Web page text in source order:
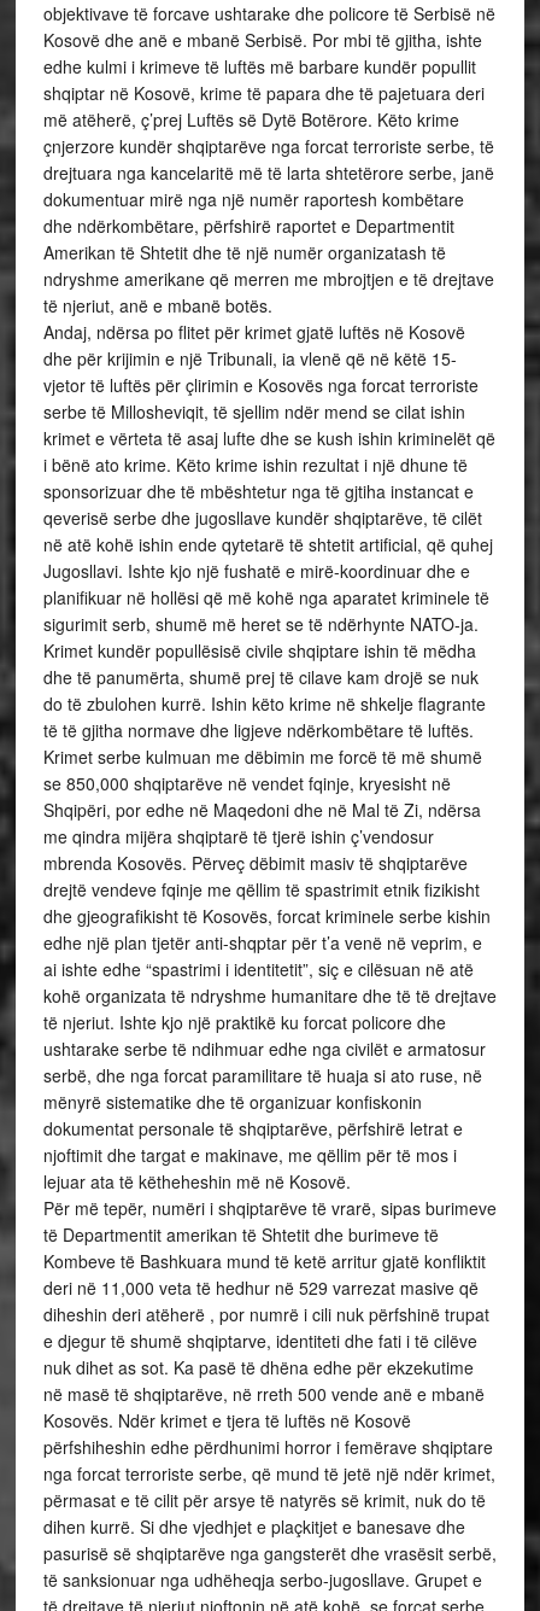
objektivave të forcave ushtarake dhe policore të Serbisë në
Kosovë dhe anë e mbanë Serbisë. Por mbi të gjitha, ishte
edhe kulmi i krimeve të luftës më barbare kundër popullit
shqiptar në Kosovë, krime të papara dhe të pajetuara deri
më atëherë, ç’prej Luftës së Dytë Botërore. Këto krime
çnjerzore kundër shqiptarëve nga forcat terroriste serbe, të
drejtuara nga kancelaritë më të larta shtetërore serbe, janë
dokumentuar mirë nga një numër raportesh kombëtare
dhe ndërkombëtare, përfshirë raportet e Departmentit
Amerikan të Shtetit dhe të një numër organizatash të
ndryshme amerikane që merren me mbrojtjen e të drejtave
të njeriut, anë e mbanë botës.
Andaj, ndërsa po flitet për krimet gjatë luftës në Kosovë
dhe për krijimin e një Tribunali, ia vlenë që në këtë 15-
vjetor të luftës për çlirimin e Kosovës nga forcat terroriste
serbe të Millosheviqit, të sjellim ndër mend se cilat ishin
krimet e vërteta të asaj lufte dhe se kush ishin kriminelët që
i bënë ato krime. Këto krime ishin rezultat i një dhune të
sponsorizuar dhe të mbështetur nga të gjtiha instancat e
qeverisë serbe dhe jugosllave kundër shqiptarëve, të cilët
në atë kohë ishin ende qytetarë të shtetit artificial, që quhej
Jugosllavi. Ishte kjo një fushatë e mirë-koordinuar dhe e
planifikuar në hollësi që më kohë nga aparatet kriminele të
sigurimit serb, shumë më heret se të ndërhynte NATO-ja.
Krimet kundër popullësisë civile shqiptare ishin të mëdha
dhe të panumërta, shumë prej të cilave kam drojë se nuk
do të zbulohen kurrë. Ishin këto krime në shkelje flagrante
të të gjitha normave dhe ligjeve ndërkombëtare të luftës.
Krimet serbe kulmuan me dëbimin me forcë të më shumë
se 850,000 shqiptarëve në vendet fqinje, kryesisht në
Shqipëri, por edhe në Maqedoni dhe në Mal të Zi, ndërsa
me qindra mijëra shqiptarë të tjerë ishin ç’vendosur
mbrenda Kosovës. Përveç dëbimit masiv të shqiptarëve
drejtë vendeve fqinje me qëllim të spastrimit etnik fizikisht
dhe gjeografikisht të Kosovës, forcat kriminele serbe kishin
edhe një plan tjetër anti-shqptar për t’a venë në veprim, e
ai ishte edhe “spastrimi i identitetit”, siç e cilësuan në atë
kohë organizata të ndryshme humanitare dhe të të drejtave
të njeriut. Ishte kjo një praktikë ku forcat policore dhe
ushtarake serbe të ndihmuar edhe nga civilët e armatosur
serbë, dhe nga forcat paramilitare të huaja si ato ruse, në
mënyrë sistematike dhe të organizuar konfiskonin
dokumentat personale të shqiptarëve, përfshirë letrat e
njoftimit dhe targat e makinave, me qëllim për të mos i
lejuar ata të këtheheshin më në Kosovë.
Për më tepër, numëri i shqiptarëve të vrarë, sipas burimeve
të Departmentit amerikan të Shtetit dhe burimeve të
Kombeve të Bashkuara mund të ketë arritur gjatë konfliktit
deri në 11,000 veta të hedhur në 529 varrezat masive që
diheshin deri atëherë , por numrë i cili nuk përfshinë trupat
e djegur të shumë shqiptarve, identiteti dhe fati i të cilëve
nuk dihet as sot. Ka pasë të dhëna edhe për ekzekutime
në masë të shqiptarëve, në rreth 500 vende anë e mbanë
Kosovës. Ndër krimet e tjera të luftës në Kosovë
përfshiheshin edhe përdhunimi horror i femërave shqiptare
nga forcat terroriste serbe, që mund të jetë një ndër krimet,
përmasat e të cilit për arsye të natyrës së krimit, nuk do të
dihen kurrë. Si dhe vjedhjet e plaçkitjet e banesave dhe
pasurisë së shqiptarëve nga gangsterët dhe vrasësit serbë,
të sanksionuar nga udhëheqja serbo-jugosllave. Grupet e
të drejtave të njeriut njoftonin në atë kohë, se forcat serbe